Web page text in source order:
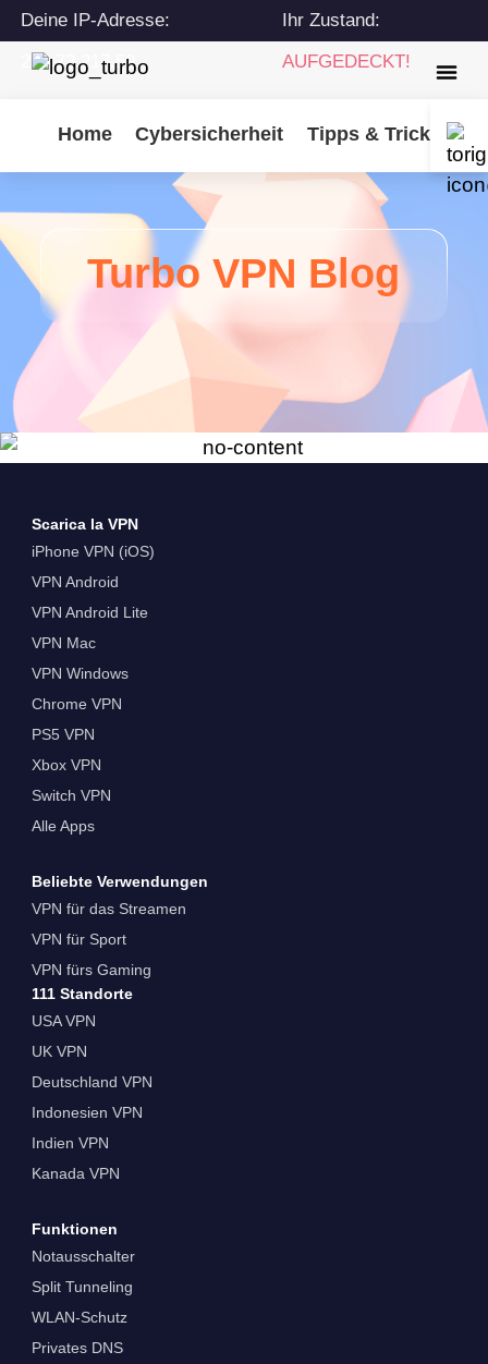
Deine IP-Adresse:
216.73.217.59
Ihr Zustand:
AUFGEDECKT!
Home Cybersicherheit Tipps & Tricks
Turbo VPN Blog
Scarica la VPN
iPhone VPN (iOS)
VPN Android
VPN Android Lite
VPN Mac
VPN Windows
Chrome VPN
PS5 VPN
Xbox VPN
Switch VPN
Alle Apps
Beliebte Verwendungen
VPN für das Streamen
VPN für Sport
VPN fürs Gaming
111 Standorte
USA VPN
UK VPN
Deutschland VPN
Indonesien VPN
Indien VPN
Kanada VPN
Funktionen
Notausschalter
Split Tunneling
WLAN-Schutz
Privates DNS